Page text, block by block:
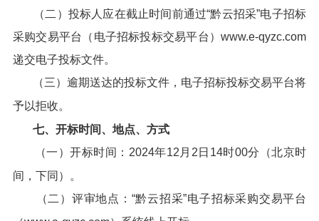
（二）投标人应在截止时间前通过“黔云招采”电子招标
采购交易平台（电子招标投标交易平台）www.e-qyzc.com
递交电子投标文件。
（三）逾期送达的投标文件，电子招标投标交易平台将
予以拒收。
七、开标时间、地点、方式
（一）开标时间：2024年12月2日14时00分（北京时
间，下同）。
（二）评审地点：“黔云招采”电子招标采购交易平台